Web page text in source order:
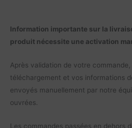
Information importante sur la
produit nécessite une activation
Après validation de votre
téléchargement et vos informations
envoyés manuellement par notre
ouvrées.
Les commandes passées en dehors